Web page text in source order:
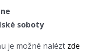
soboty
je možné nalézt zde